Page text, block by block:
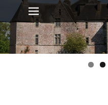
MENU
Aller
au
contenu